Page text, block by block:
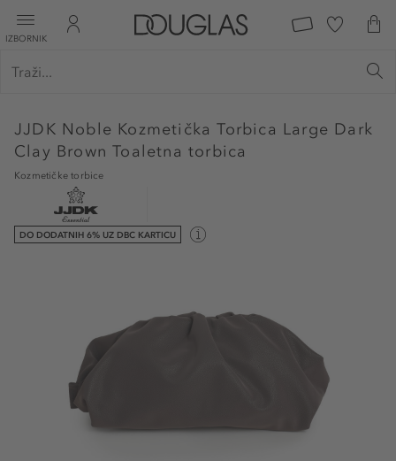
IZBORNIK
JJDK Noble Kozmetička Torbica Large Dark
Clay Brown Toaletna torbica
Kozmetičke torbice
DO DODATNIH 6% UZ DBC KARTICU